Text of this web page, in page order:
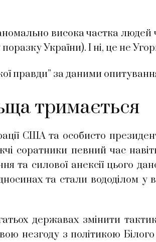
висока частка
поразку України). І ні, це не
правди” за даними
тримається
США та особисто
соратники певний час
та силової анексії цього
та стали вододілом
державах змінити
незгоду з політикою